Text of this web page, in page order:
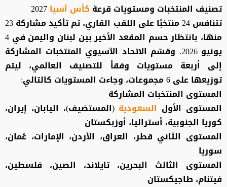
تصنيف المنتخبات ومستويات قرعة كأس آسيا2027
تتنافس 24 منتخبًا على اللقب القاري، تم تأكيد مشاركة 23
منها، بانتظار حسم المقعد الأخير بين لبنان واليمن في 4
يونيو 2026. وقسّم الاتحاد الآسيوي المنتخبات المشاركة
إلى أربعة مستويات وفقاً للتصنيف العالمي، ليتم
توزيعها على 6 مجموعات، وجاءت المستويات كالتالي:
المستوى المنتخبات المشاركة
المستوى الأول السعودية(المستضيف)، اليابان، إيران،
كوريا الجنوبية، أستراليا، أوزبكستان
المستوى الثاني قطر، العراق، الأردن، الإمارات، عُمان،
سوريا
المستوى الثالث البحرين، تايلاند، الصين، فلسطين،
فيتنام، طاجيكستان